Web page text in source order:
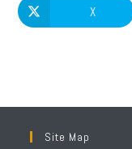
X
Site Map